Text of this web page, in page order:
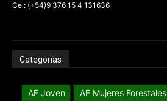
Cel: (+54)9 376 15 4 131636
Categorías
AF Joven AF Mujeres Forestales